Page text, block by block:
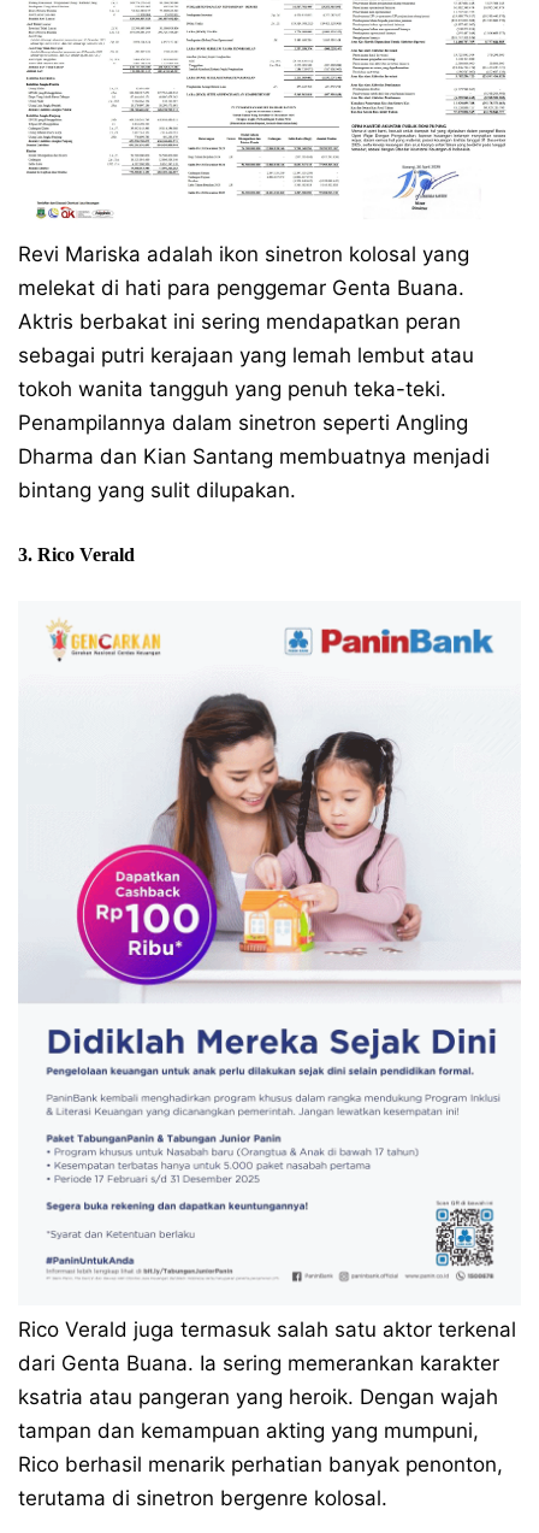
Revi Mariska adalah ikon sinetron kolosal yang
melekat di hati para penggemar Genta Buana.
Aktris berbakat ini sering mendapatkan peran
sebagai putri kerajaan yang lemah lembut atau
tokoh wanita tangguh yang penuh teka-teki.
Penampilannya dalam sinetron seperti Angling
Dharma dan Kian Santang membuatnya menjadi
bintang yang sulit dilupakan.
3. Rico Verald
Rico Verald juga termasuk salah satu aktor terkenal
dari Genta Buana. Ia sering memerankan karakter
ksatria atau pangeran yang heroik. Dengan wajah
tampan dan kemampuan akting yang mumpuni,
Rico berhasil menarik perhatian banyak penonton,
terutama di sinetron bergenre kolosal.